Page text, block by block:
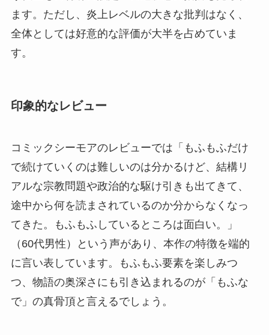
ます。ただし、炎上レベルの大きな批判はなく、
全体としては好意的な評価が大半を占めていま
す。
印象的なレビュー
コミックシーモアのレビューでは「もふもふだけ
で続けていくのは難しいのは分かるけど、結構リ
アルな宗教問題や政治的な駆け引きも出てきて、
途中から何を読まされているのか分からなくなっ
てきた。もふもふしているところは面白い。」
（60代男性）という声があり、本作の特徴を端的
に言い表しています。もふもふ要素を楽しみつ
つ、物語の奥深さにも引き込まれるのが「もふな
で」の真骨頂と言えるでしょう。